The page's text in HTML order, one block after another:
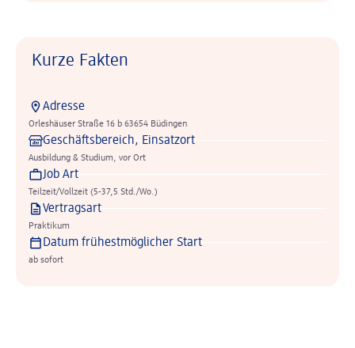
Kurze Fakten
Adresse
Orleshäuser Straße 16 b 63654 Büdingen
Geschäftsbereich, Einsatzort
Ausbildung & Studium, vor Ort
Job Art
Teilzeit/Vollzeit (5-37,5 Std./Wo.)
Vertragsart
Praktikum
Datum frühestmöglicher Start
ab sofort